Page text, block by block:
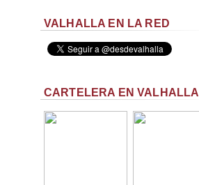
VALHALLA EN LA RED
CARTELERA EN VALHALLA